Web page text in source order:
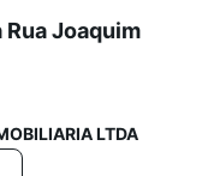
Joaquim
LTDA